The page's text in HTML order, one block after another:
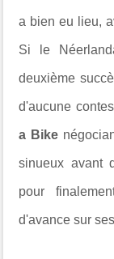
a bien eu lieu,
Si le
deuxième
d'aucune
a Bike
sinueux avant
pour
d'avance sur